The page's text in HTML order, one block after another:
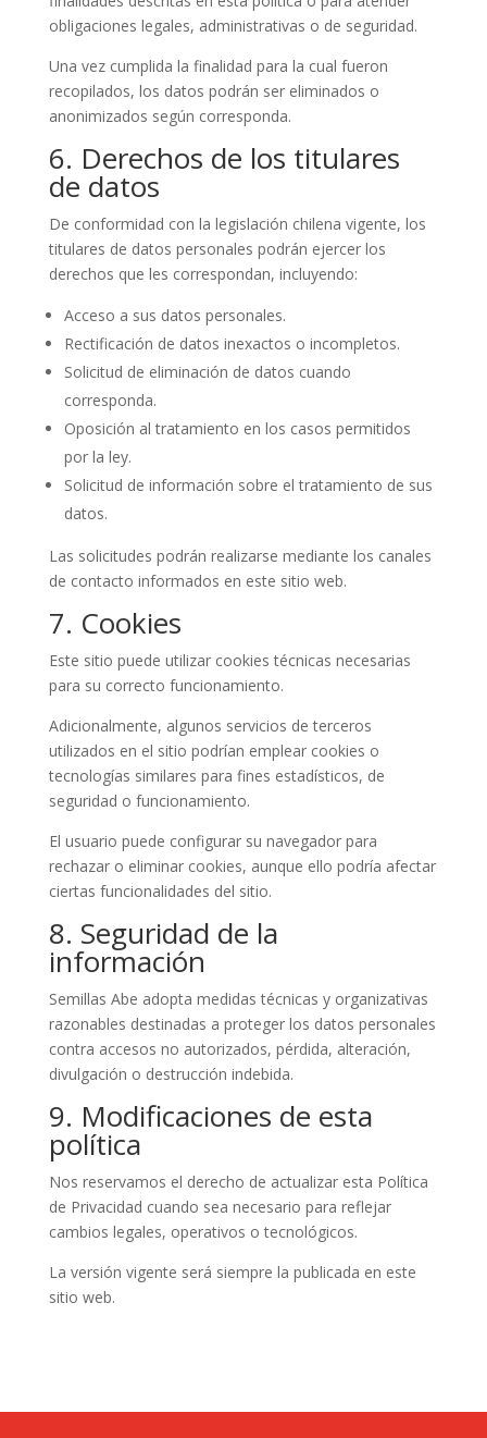
obligaciones legales, administrativas o de seguridad.
Una vez cumplida la finalidad para la cual fueron
recopilados, los datos podrán ser eliminados o
anonimizados según corresponda.
6. Derechos de los titulares
de datos
De conformidad con la legislación chilena vigente, los
titulares de datos personales podrán ejercer los
derechos que les correspondan, incluyendo:
Acceso a sus datos personales.
Rectificación de datos inexactos o incompletos.
Solicitud de eliminación de datos cuando
corresponda.
Oposición al tratamiento en los casos permitidos
por la ley.
Solicitud de información sobre el tratamiento de sus
datos.
Las solicitudes podrán realizarse mediante los canales
de contacto informados en este sitio web.
7. Cookies
Este sitio puede utilizar cookies técnicas necesarias
para su correcto funcionamiento.
Adicionalmente, algunos servicios de terceros
utilizados en el sitio podrían emplear cookies o
tecnologías similares para fines estadísticos, de
seguridad o funcionamiento.
El usuario puede configurar su navegador para
rechazar o eliminar cookies, aunque ello podría afectar
ciertas funcionalidades del sitio.
8. Seguridad de la
información
Semillas Abe adopta medidas técnicas y organizativas
razonables destinadas a proteger los datos personales
contra accesos no autorizados, pérdida, alteración,
divulgación o destrucción indebida.
9. Modificaciones de esta
política
Nos reservamos el derecho de actualizar esta Política
de Privacidad cuando sea necesario para reflejar
cambios legales, operativos o tecnológicos.
La versión vigente será siempre la publicada en este
sitio web.